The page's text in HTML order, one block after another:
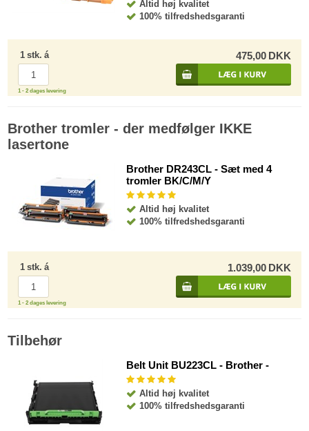
Altid høj kvalitet
100% tilfredshedsgaranti
1 stk. á 475,00 DKK
1 - 2 dages levering
Brother tromler - der medfølger IKKE
lasertone
Brother DR243CL - Sæt med 4
tromler BK/C/M/Y
Altid høj kvalitet
100% tilfredshedsgaranti
1 stk. á 1.039,00 DKK
1 - 2 dages levering
Tilbehør
Belt Unit BU223CL - Brother -
Altid høj kvalitet
100% tilfredshedsgaranti